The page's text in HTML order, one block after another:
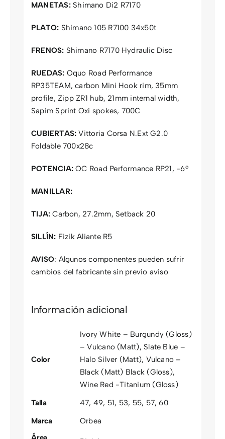
MANETAS:Shimano Di2 R7170
PLATO: Shimano 105 R7100 34x50t
FRENOS: Shimano R7170 Hydraulic Disc
RUEDAS: Oquo Road Performance
RP35TEAM, carbon Mini Hook rim, 35mm
profile, Zipp ZR1 hub, 21mm internal width,
Sapim Sprint Oxi spokes, 700C
CUBIERTAS: Vittoria Corsa N.Ext G2.0
Foldable 700x28c
POTENCIA: OC Road Performance RP21, -6º
MANILLAR:
TIJA: Carbon, 27.2mm, Setback 20
SILLÍN: Fizik Aliante R5
AVISO: Algunos componentes pueden sufrir
cambios del fabricante sin previo aviso
Información adicional
Color
Ivory White – Burgundy (Gloss)
– Vulcano (Matt), Slate Blue –
Halo Silver (Matt), Vulcano –
Black (Matt) Black (Gloss),
Wine Red -Titanium (Gloss)
Talla
47, 49, 51, 53, 55, 57,60
Marca
Orbea